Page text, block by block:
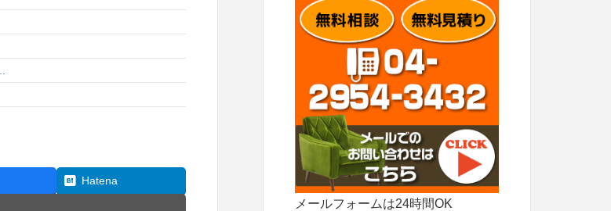
Hatena
メールフォームは24時間OK